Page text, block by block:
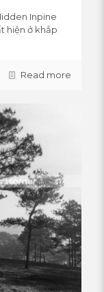
Inpine
hiện ở khắp
Read more